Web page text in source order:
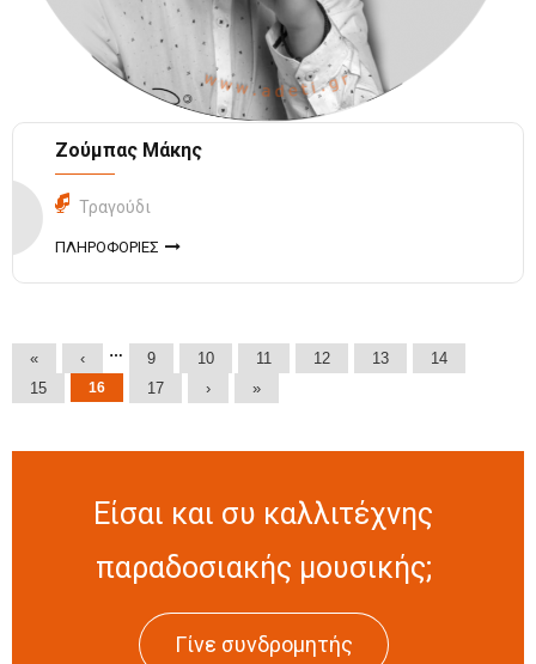
Ζούμπας Μάκης
Τραγούδι
ΠΛΗΡΟΦΟΡΙΕΣ
Σελίδες
« ‹ … 9 10 11 12 13
14
15
16 17 › »
Είσαι και συ καλλιτέχνης
παραδοσιακής μουσικής;
Γίνε συνδρομητής